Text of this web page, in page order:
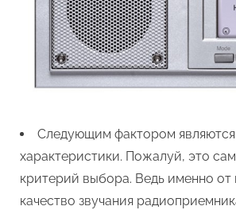
Следующим фактором являются
характеристики. Пожалуй, это
критерий выбора. Ведь именно от
качество звучания